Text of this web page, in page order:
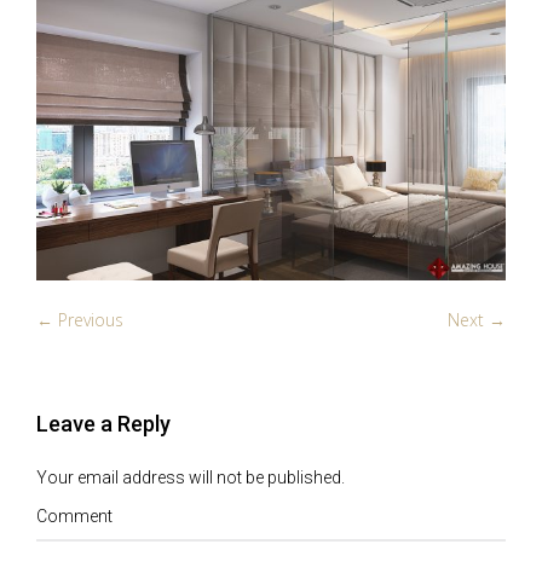
← Previous Next →
Leave a Reply
Your email address will not be published.
Comment